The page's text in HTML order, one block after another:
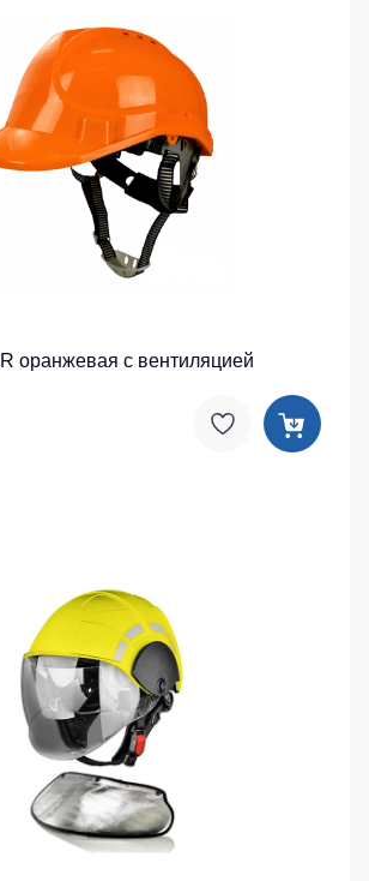
оранжевая с вентиляцией